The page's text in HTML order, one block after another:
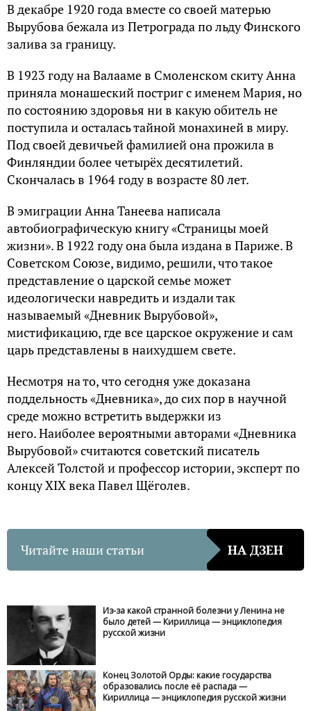
В декабре 1920 года вместе со своей матерью
Вырубова бежала из Петрограда по льду Финского
залива за границу.
В 1923 году на Валааме в Смоленском скиту Анна
приняла монашеский постриг с именем Мария, но
по состоянию здоровья ни в какую обитель не
поступила и осталась тайной монахиней в миру.
Под своей девичьей фамилией она прожила в
Финляндии более четырёх десятилетий.
Скончалась в 1964 году в возрасте 80 лет.
В эмиграции Анна Танеева написала
автобиографическую книгу «Страницы моей
жизни». В 1922 году она была издана в Париже. В
Советском Союзе, видимо, решили, что такое
представление о царской семье может
идеологически навредить и издали так
называемый «Дневник Вырубовой»,
мистификацию, где все царское окружение и сам
царь представлены в наихудшем свете.
Несмотря на то, что сегодня уже доказана
поддельность «Дневника», до сих пор в научной
среде можно встретить выдержки из
него. Наиболее вероятными авторами «Дневника
Вырубовой» считаются советский писатель
Алексей Толстой и профессор истории, эксперт по
концу XIX века Павел Щёголев.
Читайте наши статьи НА ДЗЕН
Из-за какой странной болезни у Ленина не
было детей — Кириллица — энциклопедия
русской жизни
Конец Золотой Орды: какие государства
образовались после её распада —
Кириллица — энциклопедия русской жизни